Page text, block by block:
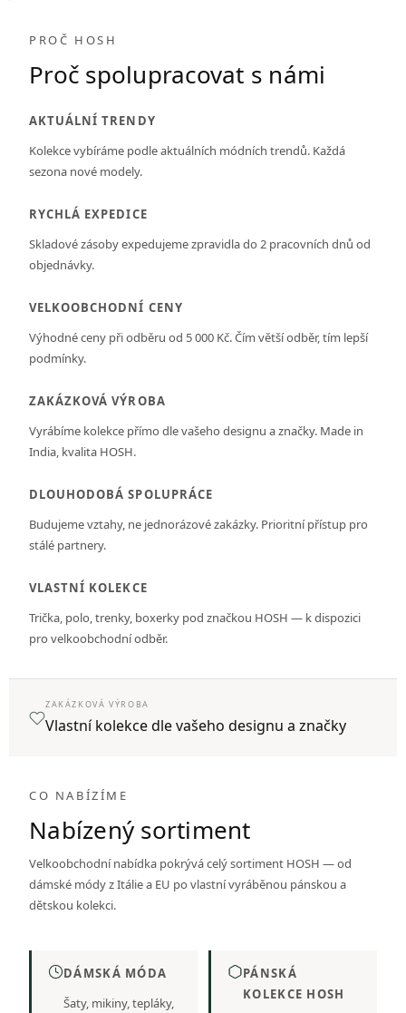
PROČ HOSH
Proč spolupracovat s námi
AKTUÁLNÍ TRENDY
Kolekce vybíráme podle aktuálních módních trendů. Každá
sezona nové modely.
RYCHLÁ EXPEDICE
Skladové zásoby expedujeme zpravidla do 2 pracovních dnů od
objednávky.
VELKOOBCHODNÍ CENY
Výhodné ceny při odběru od 5 000 Kč. Čím větší odběr, tím lepší
podmínky.
ZAKÁZKOVÁ VÝROBA
Vyrábíme kolekce přímo dle vašeho designu a značky. Made in
India, kvalita HOSH.
DLOUHODOBÁ SPOLUPRÁCE
Budujeme vztahy, ne jednorázové zakázky. Prioritní přístup pro
stálé partnery.
VLASTNÍ KOLEKCE
Trička, polo, trenky, boxerky pod značkou HOSH — k dispozici
pro velkoobchodní odběr.
ZAKÁZKOVÁ VÝROBA
Vlastní kolekce dle vašeho designu a značky
CO NABÍZÍME
Nabízený sortiment
Velkoobchodní nabídka pokrývá celý sortiment HOSH — od
dámské módy z Itálie a EU po vlastní vyráběnou pánskou a
dětskou kolekci.
DÁMSKÁ MÓDA
Šaty, mikiny, tepláky,
PÁNSKÁ
KOLEKCE HOSH